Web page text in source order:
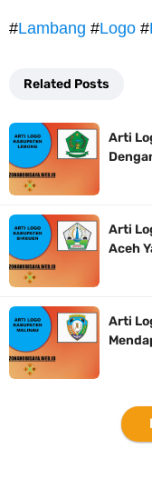
#Lambang #Logo #
Related Posts
Arti
Arti
Aceh
Arti